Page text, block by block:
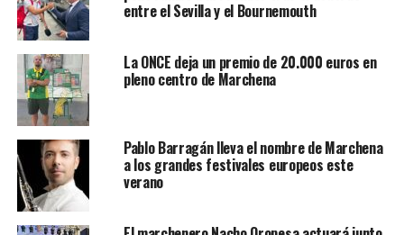
entre el Sevilla y el Bournemouth
La ONCE deja un premio de 20.000 euros en
pleno centro de Marchena
Pablo Barragán lleva el nombre de Marchena
a los grandes festivales europeos este
verano